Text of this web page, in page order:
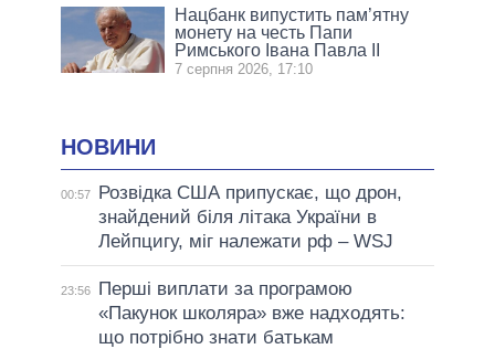
Нацбанк випустить пам’ятну
монету на честь Папи
Римського Івана Павла II
7 серпня 2026, 17:10
НОВИНИ
00:57
Розвідка США припускає, що дрон,
знайдений біля літака України в
Лейпцигу, міг належати рф – WSJ
23:56
Перші виплати за програмою
«Пакунок школяра» вже надходять:
що потрібно знати батькам